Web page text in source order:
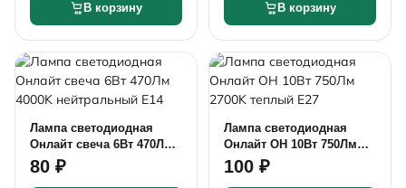
В корзину В корзину
Лампа светодиодная
Онлайт свеча 6Вт 470Лм
4000K нейтральный Е14
80 ₽
Лампа светодиодная
Онлайт ОН 10Вт 750Лм
2700K теплый Е27
100 ₽